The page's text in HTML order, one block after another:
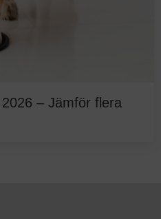
– Jämför flera